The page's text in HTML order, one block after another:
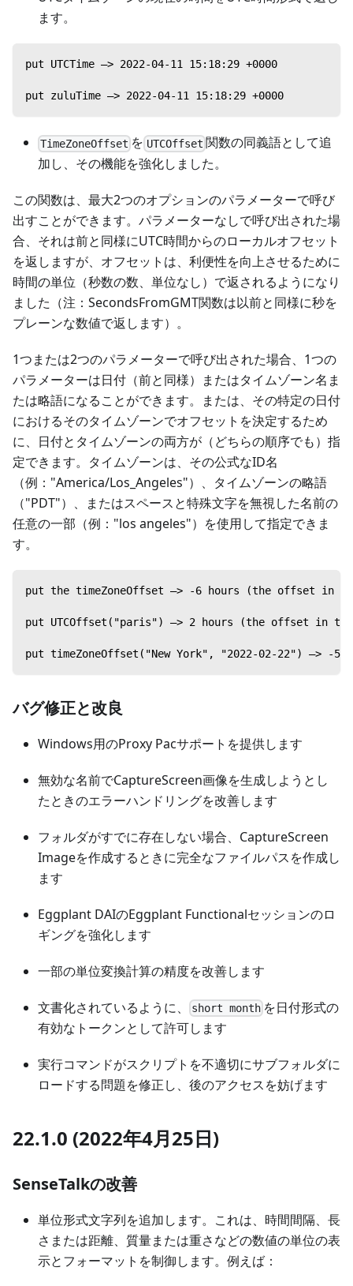
ます。
put UTCTime —> 2022-04-11 15:18:29 +0000
put zuluTime —> 2022-04-11 15:18:29 +0000
TimeZoneOffset を UTCOffset 関数の同義語として追
加し、その機能を強化しました。
この関数は、最大2つのオプションのパラメーターで呼び
出すことができます。パラメーターなしで呼び出された場
合、それは前と同様にUTC時間からのローカルオフセット
を返しますが、オフセットは、利便性を向上させるために
時間の単位（秒数の数、単位なし）で返されるようになり
ました（注：SecondsFromGMT関数は以前と同様に秒を
プレーンな数値で返します）。
1つまたは2つのパラメーターで呼び出された場合、1つの
パラメーターは日付（前と同様）またはタイムゾーン名ま
たは略語になることができます。または、その特定の日付
におけるそのタイムゾーンでオフセットを決定するため
に、日付とタイムゾーンの両方が（どちらの順序でも）指
定できます。タイムゾーンは、その公式なID名
（例："America/Los_Angeles"）、タイムゾーンの略語
（"PDT"）、またはスペースと特殊文字を無視した名前の
任意の一部（例："los angeles"）を使用して指定できま
す。
put the timeZoneOffset —> -6 hours (the offset in
put UTCOffset("paris") —> 2 hours (the offset in
put timeZoneOffset("New York", "2022-02-22") —> -5
バグ修正と改良
Windows用のProxy Pacサポートを提供します
無効な名前でCaptureScreen画像を生成しようとし
たときのエラーハンドリングを改善します
フォルダがすでに存在しない場合、CaptureScreen
Imageを作成するときに完全なファイルパスを作成し
ます
Eggplant DAIのEggplant Functionalセッションのロ
ギングを強化します
一部の単位変換計算の精度を改善します
文書化されているように、 short month を日付形式の
有効なトークンとして許可します
実行コマンドがスクリプトを不適切にサブフォルダに
ロードする問題を修正し、後のアクセスを妨げます
22.1.0 (2022年4月25日)
SenseTalkの改善
単位形式文字列を追加します。これは、時間間隔、長
さまたは距離、質量または重さなどの数値の単位の表
示とフォーマットを制御します。例えば：